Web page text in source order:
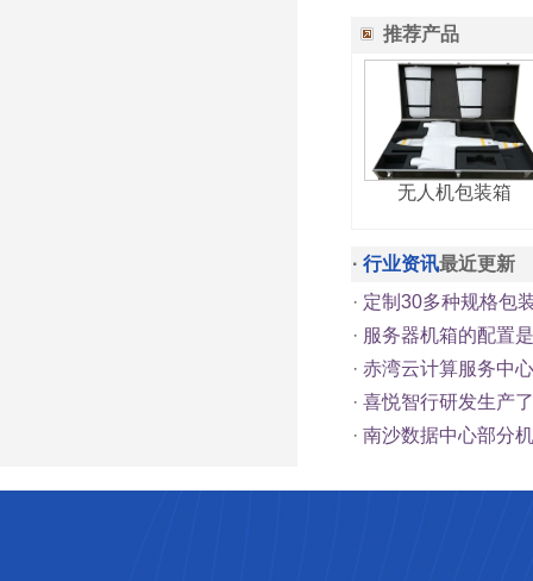
推荐产品
无人机包装箱
· 行业资讯最近更新
· 定制30多种规格包
· 服务器机箱的配置
· 赤湾云计算服务中
· 喜悦智行研发生产
· 南沙数据中心部分